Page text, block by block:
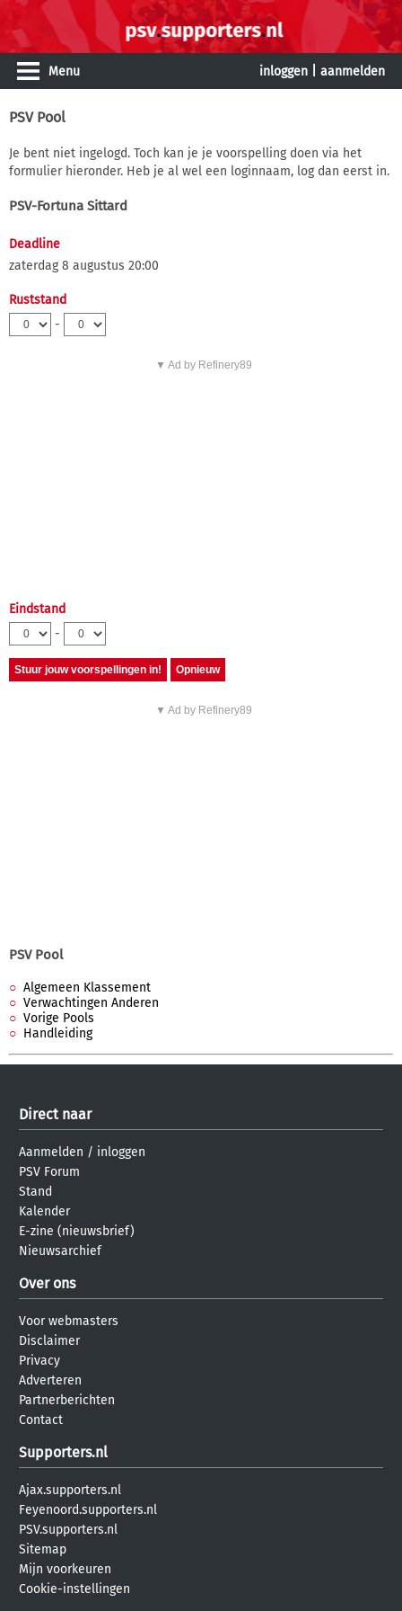
Menu inloggen aanmelden
PSV Pool
Je bent niet ingelogd. Toch kan je je voorspelling doen via het
formulier hieronder. Heb je al wel een loginnaam, log dan eerst in.
PSV-Fortuna Sittard
Deadline
zaterdag 8 augustus 20:00
Ruststand
-
▼ Ad by Refinery89
Eindstand
-
▼ Ad by Refinery89
PSV Pool
Algemeen Klassement
Verwachtingen Anderen
Vorige Pools
Handleiding
Direct naar
Aanmelden / inloggen
PSV Forum
Stand
Kalender
E-zine (nieuwsbrief)
Nieuwsarchief
Over ons
Voor webmasters
Disclaimer
Privacy
Adverteren
Partnerberichten
Contact
Supporters.nl
Ajax.supporters.nl
Feyenoord.supporters.nl
PSV.supporters.nl
Sitemap
Mijn voorkeuren
Cookie-instellingen